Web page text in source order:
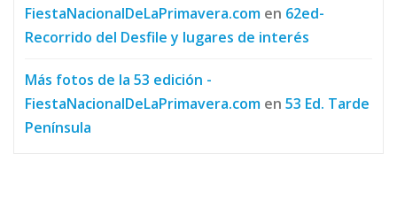
FiestaNacionalDeLaPrimavera.com en 62ed-
Recorrido del Desfile y lugares de interés
Más fotos de la 53 edición -
FiestaNacionalDeLaPrimavera.com en 53 Ed. Tarde
Península